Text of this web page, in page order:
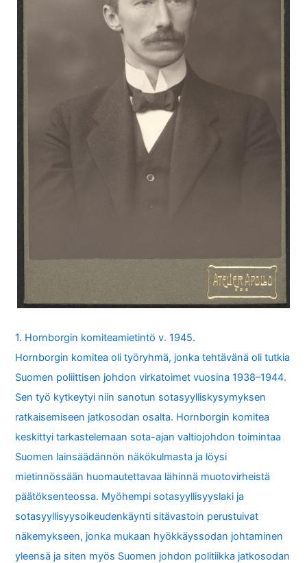
1. Hornborgin komiteamietintö v. 1945.
Hornborgin komitea oli työryhmä, jonka tehtävänä oli tutkia
Suomen poliittisen johdon virkatoimet vuosina 1938–1944.
Sen työ kytkeytyi niin sanotun sotasyylliskysymyksen
ratkaisemiseen jatkosodan osalta. Hornborgin komitea
keskittyi tarkastelemaan sota-ajan valtiojohdon toimintaa
Suomen lainsäädännön näkökulmasta ja löysi
mietinnössään huomautettavaa lähinnä muotovirheistä
päätöksenteossa. Myöhempi sotasyyllisyyslaki ja
sotasyyllisyysoikeudenkäynti sitävastoin perustuivat
näkemykseen, jonka mukaan hyökkäyssodan johtaminen
yleensä ja siten myös Suomen johdon politiikka jatkosodan